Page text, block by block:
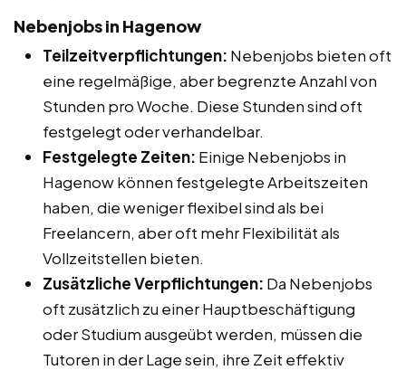
Nebenjobs in Hagenow
Teilzeitverpflichtungen: Nebenjobs bieten oft
eine regelmäßige, aber begrenzte Anzahl von
Stunden pro Woche. Diese Stunden sind oft
festgelegt oder verhandelbar.
Festgelegte Zeiten: Einige Nebenjobs in
Hagenow können festgelegte Arbeitszeiten
haben, die weniger flexibel sind als bei
Freelancern, aber oft mehr Flexibilität als
Vollzeitstellen bieten.
Zusätzliche Verpflichtungen: Da Nebenjobs
oft zusätzlich zu einer Hauptbeschäftigung
oder Studium ausgeübt werden, müssen die
Tutoren in der Lage sein, ihre Zeit effektiv